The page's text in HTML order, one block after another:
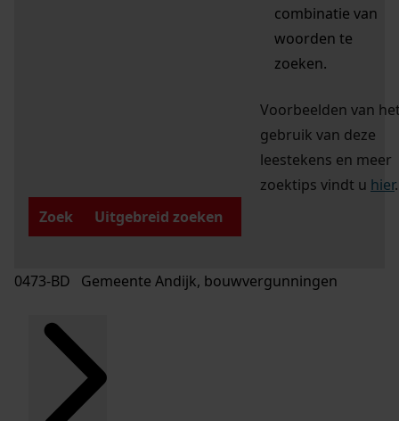
combinatie van
woorden te
zoeken.
Voorbeelden van
gebruik van deze
leestekens en meer
zoektips vindt u hier.
Zoek
Uitgebreid zoeken
0473-BD Gemeente Andijk, bouwvergunningen